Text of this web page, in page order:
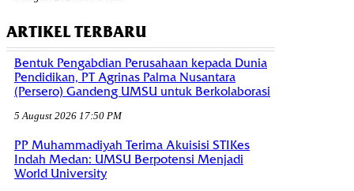
ARTIKEL TERBARU
Bentuk Pengabdian Perusahaan kepada Dunia
Pendidikan, PT Agrinas Palma Nusantara
(Persero) Gandeng UMSU untuk Berkolaborasi
5 August 2026 17:50 PM
PP Muhammadiyah Terima Akuisisi STIKes
Indah Medan: UMSU Berpotensi Menjadi
World University